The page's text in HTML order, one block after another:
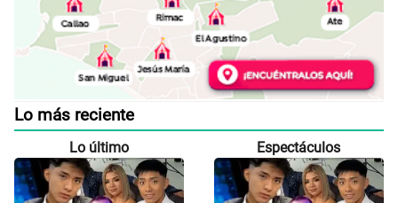
Lo más reciente
Lo último Espectáculos